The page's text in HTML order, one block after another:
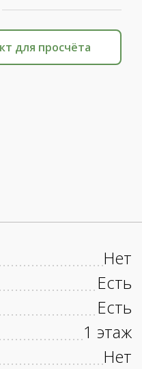
для просчёта
Нет
Есть
Есть
1 этаж
Нет